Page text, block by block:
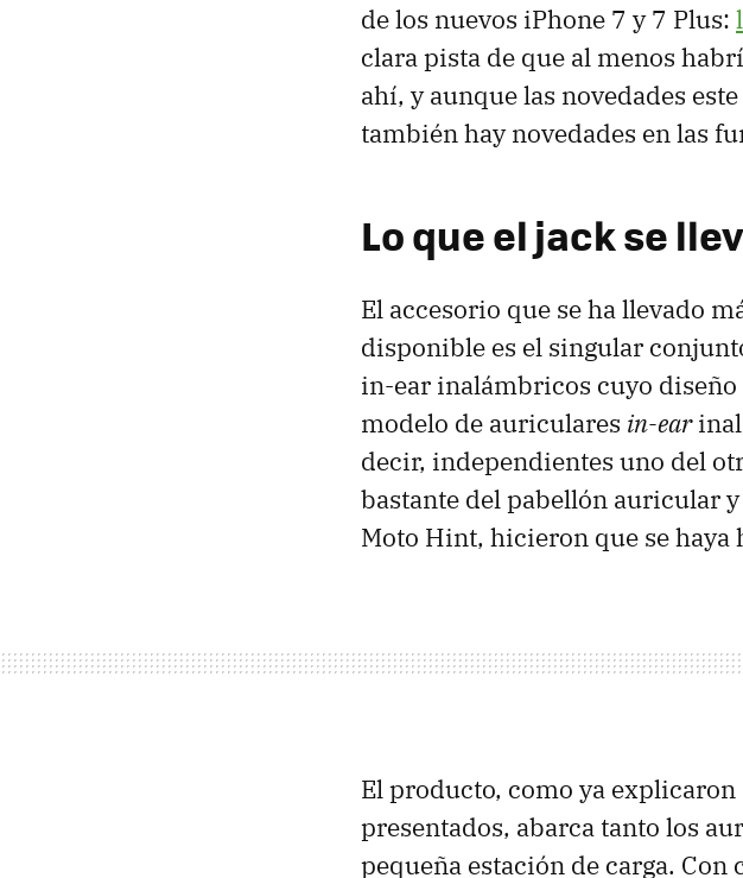
de los nuevos iPhone 7 y 7 Plus:
clara pista de que al menos
ahí, y aunque las novedades
también hay novedades en las
Lo que el jack se
El accesorio que se ha llevado
disponible es el singular
in-ear inalámbricos cuyo
modelo de auriculares in-ear
decir, independientes uno del
bastante del pabellón auricular
Moto Hint, hicieron que se haya
El producto, como ya explicaron
presentados, abarca tanto los
pequeña estación de carga.